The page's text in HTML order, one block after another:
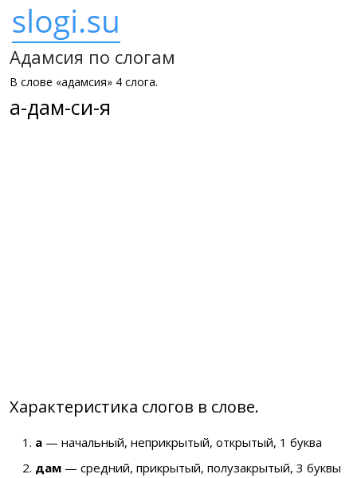
Адамсия по слогам
В слове «адамсия» 4 слога.
а-дам-си-я
Характеристика слогов в слове.
а — начальный, неприкрытый, открытый, 1 буква
дам — средний, прикрытый, полузакрытый, 3 буквы